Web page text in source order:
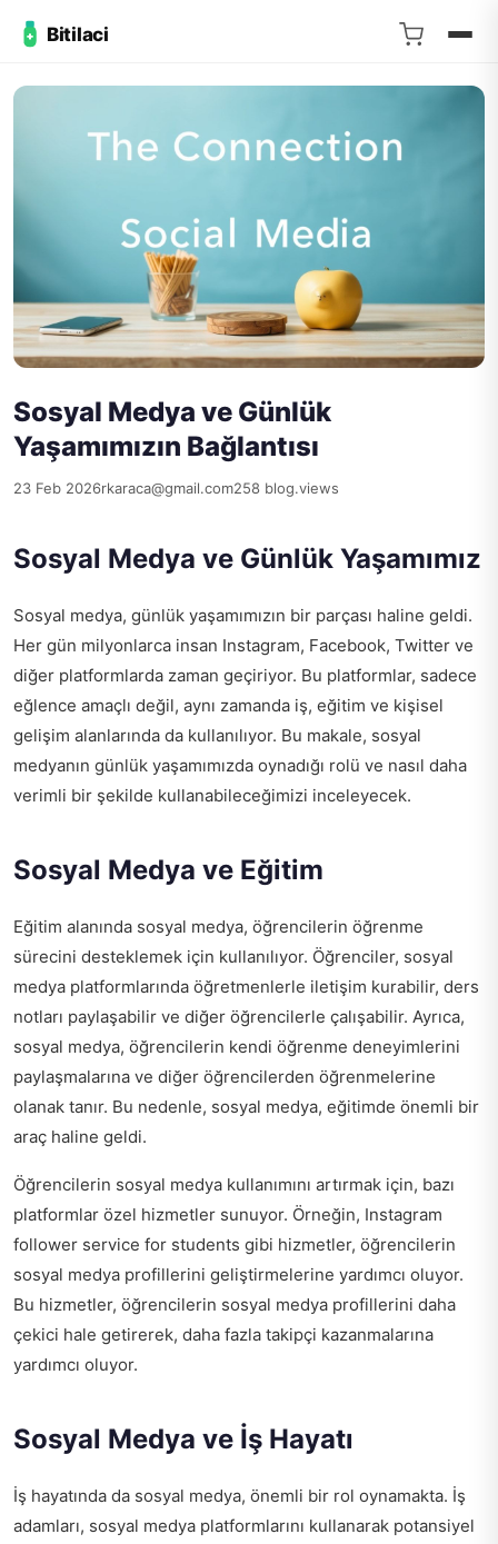
Bitilaci
Sosyal Medya ve Günlük
Yaşamımızın Bağlantısı
23 Feb 2026rkaraca@gmail.com258 blog.views
Sosyal Medya ve Günlük Yaşamımız
Sosyal medya, günlük yaşamımızın bir parçası haline geldi.
Her gün milyonlarca insan Instagram, Facebook, Twitter ve
diğer platformlarda zaman geçiriyor. Bu platformlar, sadece
eğlence amaçlı değil, aynı zamanda iş, eğitim ve kişisel
gelişim alanlarında da kullanılıyor. Bu makale, sosyal
medyanın günlük yaşamımızda oynadığı rolü ve nasıl daha
verimli bir şekilde kullanabileceğimizi inceleyecek.
Sosyal Medya ve Eğitim
Eğitim alanında sosyal medya, öğrencilerin öğrenme
sürecini desteklemek için kullanılıyor. Öğrenciler, sosyal
medya platformlarında öğretmenlerle iletişim kurabilir, ders
notları paylaşabilir ve diğer öğrencilerle çalışabilir. Ayrıca,
sosyal medya, öğrencilerin kendi öğrenme deneyimlerini
paylaşmalarına ve diğer öğrencilerden öğrenmelerine
olanak tanır. Bu nedenle, sosyal medya, eğitimde önemli bir
araç haline geldi.
Öğrencilerin sosyal medya kullanımını artırmak için, bazı
platformlar özel hizmetler sunuyor. Örneğin, Instagram
follower service for students gibi hizmetler, öğrencilerin
sosyal medya profillerini geliştirmelerine yardımcı oluyor.
Bu hizmetler, öğrencilerin sosyal medya profillerini daha
çekici hale getirerek, daha fazla takipçi kazanmalarına
yardımcı oluyor.
Sosyal Medya ve İş Hayatı
İş hayatında da sosyal medya, önemli bir rol oynamakta. İş
adamları, sosyal medya platformlarını kullanarak potansiyel